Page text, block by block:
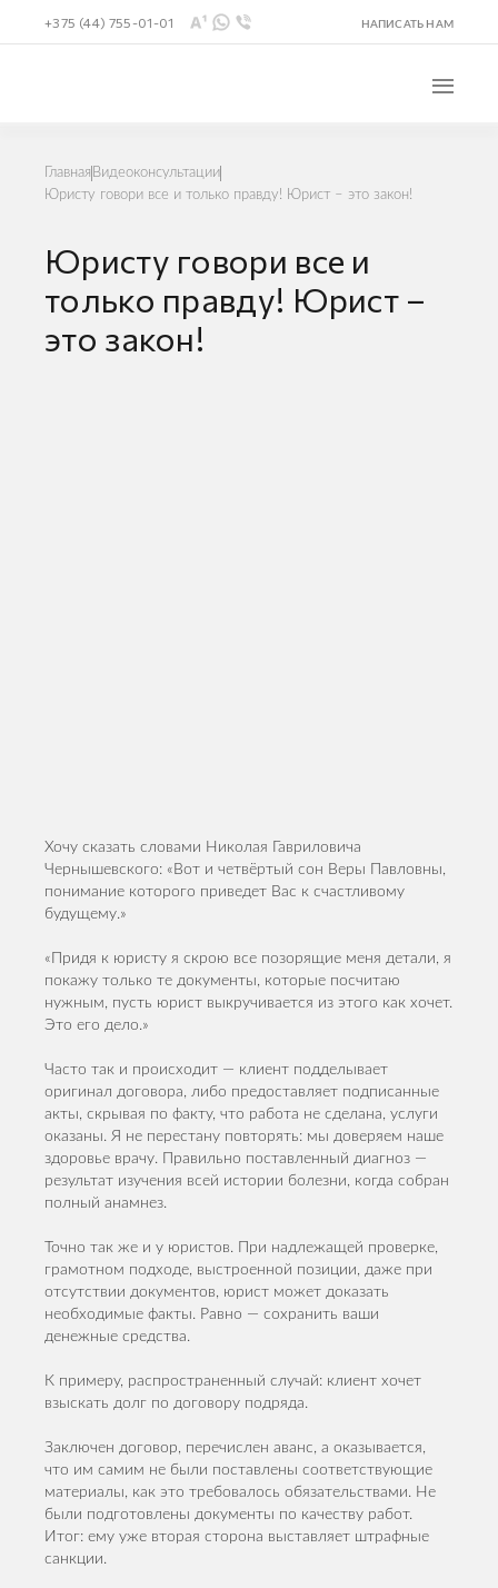
НАПИСАТЬ НАМ
+375 (44) 755-01-01
Главная Видеоконсультации
Юристу говори все и только правду! Юрист – это закон!
Юристу говори все и
только правду! Юрист –
это закон!
Хочу сказать словами Николая Гавриловича
Чернышевского: «Вот и четвёртый сон Веры Павловны,
понимание которого приведет Вас к счастливому
будущему.»
«Придя к юристу я скрою все позорящие меня детали, я
покажу только те документы, которые посчитаю
нужным, пусть юрист выкручивается из этого как хочет.
Это его дело.»
Часто так и происходит — клиент подделывает
оригинал договора, либо предоставляет подписанные
акты, скрывая по факту, что работа не сделана, услуги
оказаны. Я не перестану повторять: мы доверяем наше
здоровье врачу. Правильно поставленный диагноз —
результат изучения всей истории болезни, когда собран
полный анамнез.
Точно так же и у юристов. При надлежащей проверке,
грамотном подходе, выстроенной позиции, даже при
отсутствии документов, юрист может доказать
необходимые факты. Равно — сохранить ваши
денежные средства.
К примеру, распространенный случай: клиент хочет
взыскать долг по договору подряда.
Заключен договор, перечислен аванс, а оказывается,
что им самим не были поставлены соответствующие
материалы, как это требовалось обязательствами. Не
были подготовлены документы по качеству работ.
Итог: ему уже вторая сторона выставляет штрафные
санкции.